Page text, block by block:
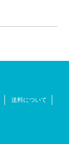
送料について